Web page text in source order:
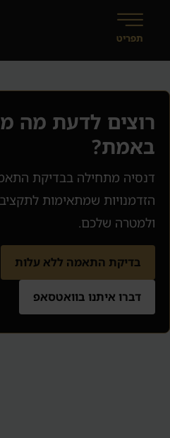
רוצים לדעת מה
באמת?
הזדמנויות שמתאימות
ולמטרה שלכם.
בדיקת התאמה ללא עלות
דברו איתנו בוואטסאפ